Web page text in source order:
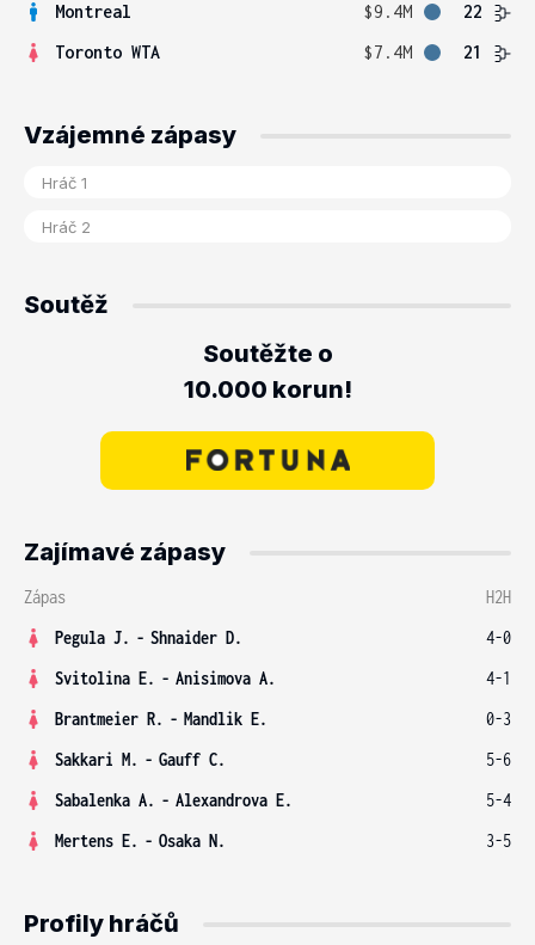
Montreal $9.4M
22
Toronto WTA
$7.4M 21
Vzájemné zápasy
Soutěž
Soutěžte o
10.000 korun!
Zajímavé zápasy
Zápas
H2H
Pegula J. - Shnaider D.
4-0
Svitolina E. - Anisimova A.
4-1
Brantmeier R. - Mandlik E.
0-3
Sakkari M. - Gauff C.
5-6
Sabalenka A. - Alexandrova E.
5-4
Mertens E. - Osaka N. 3-5
Profily hráčů